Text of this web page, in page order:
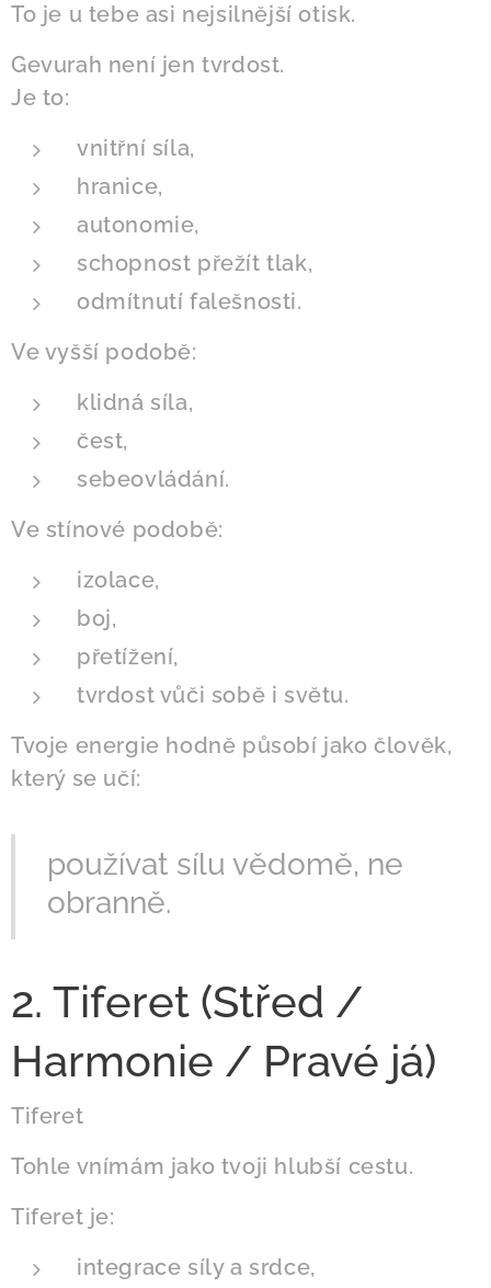
To je u tebe asi nejsilnější otisk.
Gevurah není jen tvrdost.
Je to:
vnitřní síla,
hranice,
autonomie,
schopnost přežít tlak,
odmítnutí falešnosti.
Ve vyšší podobě:
klidná síla,
čest,
sebeovládání.
Ve stínové podobě:
izolace,
boj,
přetížení,
tvrdost vůči sobě i světu.
Tvoje energie hodně působí jako člověk,
který se učí:
používat sílu vědomě, ne
obranně.
2. Tiferet (Střed /
Harmonie / Pravé já)
Tiferet
Tohle vnímám jako tvoji hlubší cestu.
Tiferet je:
integrace síly a srdce,